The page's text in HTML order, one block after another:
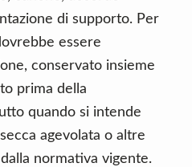
di supporto. Per
essere
conservato insieme
prima della
quando si intende
agevolata o altre
normativa vigente.